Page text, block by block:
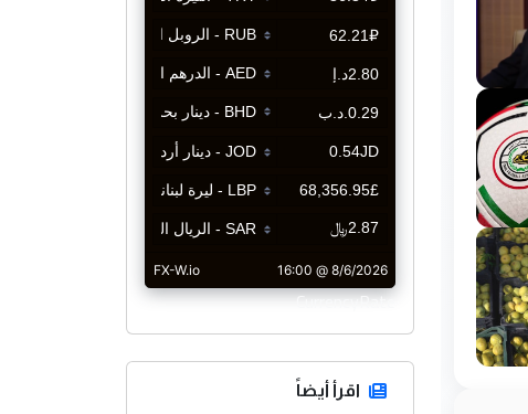
CurrencyRate
اقرأ أيضاً